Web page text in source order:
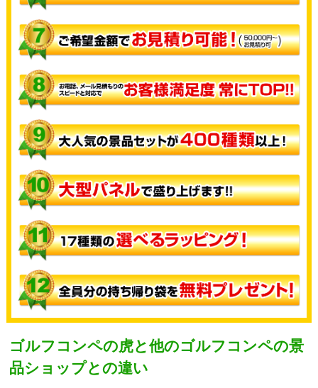
ゴルフコンペの虎と他のゴルフコンペの景
品ショップとの違い